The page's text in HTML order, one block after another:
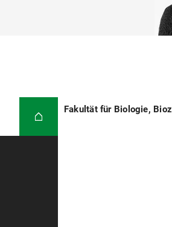
Fakultät für Biologie,